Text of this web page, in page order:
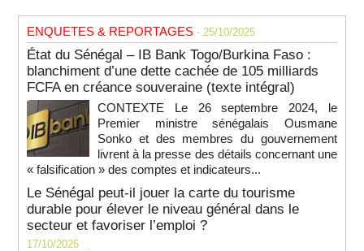
ENQUETES & REPORTAGES - 25/10/2025
État du Sénégal – IB Bank Togo/Burkina Faso :
blanchiment d’une dette cachée de 105 milliards
FCFA en créance souveraine (texte intégral)
CONTEXTE Le 26 septembre 2024, le
Premier ministre sénégalais Ousmane
Sonko et des membres du gouvernement
livrent à la presse des détails concernant une
« falsification » des comptes et indicateurs...
Le Sénégal peut-il jouer la carte du tourisme
durable pour élever le niveau général dans le
secteur et favoriser l’emploi ?
17/10/2025